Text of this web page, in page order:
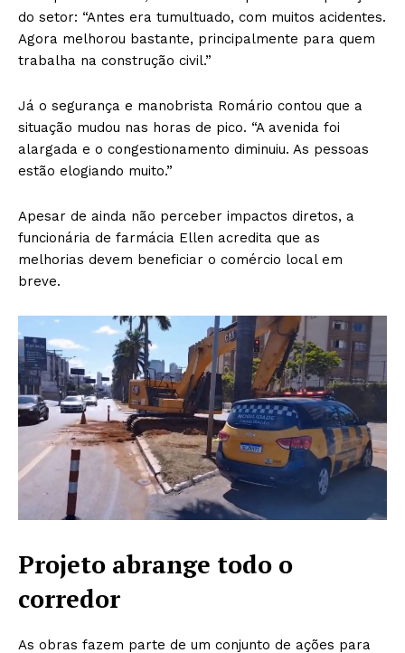
do setor: “Antes era tumultuado, com muitos acidentes.
Agora melhorou bastante, principalmente para quem
trabalha na construção civil.”
Já o segurança e manobrista Romário contou que a
situação mudou nas horas de pico. “A avenida foi
alargada e o congestionamento diminuiu. As pessoas
estão elogiando muito.”
Apesar de ainda não perceber impactos diretos, a
funcionária de farmácia Ellen acredita que as
melhorias devem beneficiar o comércio local em
breve.
Projeto abrange todo o
corredor
As obras fazem parte de um conjunto de ações para